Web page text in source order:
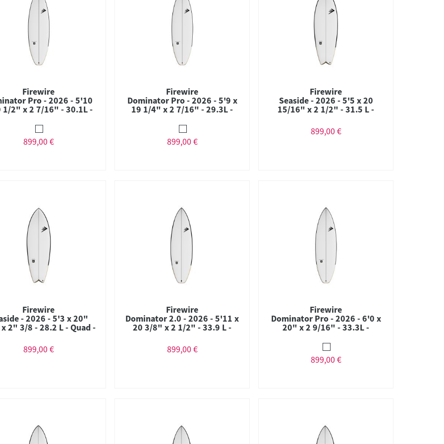
Firewire
Pro - 2026 - 5'10
1/2" x 2 7/16" - 30.1L -
899,00 €
Firewire
Dominator Pro - 2026 - 5'9 x
19 1/4" x 2 7/16" - 29.3L -
899,00 €
Firewire
Seaside - 2026 - 5'5 x 20
15/16" x 2 1/2" - 31.5 L -
899,00 €
Firewire
- 2026 - 5'3 x 20"
2" 3/8 - 28.2 L - Quad -
899,00 €
Firewire
Dominator 2.0 - 2026 - 5'11 x
20 3/8" x 2 1/2" - 33.9 L -
899,00 €
Firewire
Dominator Pro - 2026 - 6'0 x
20" x 2 9/16" - 33.3L -
899,00 €